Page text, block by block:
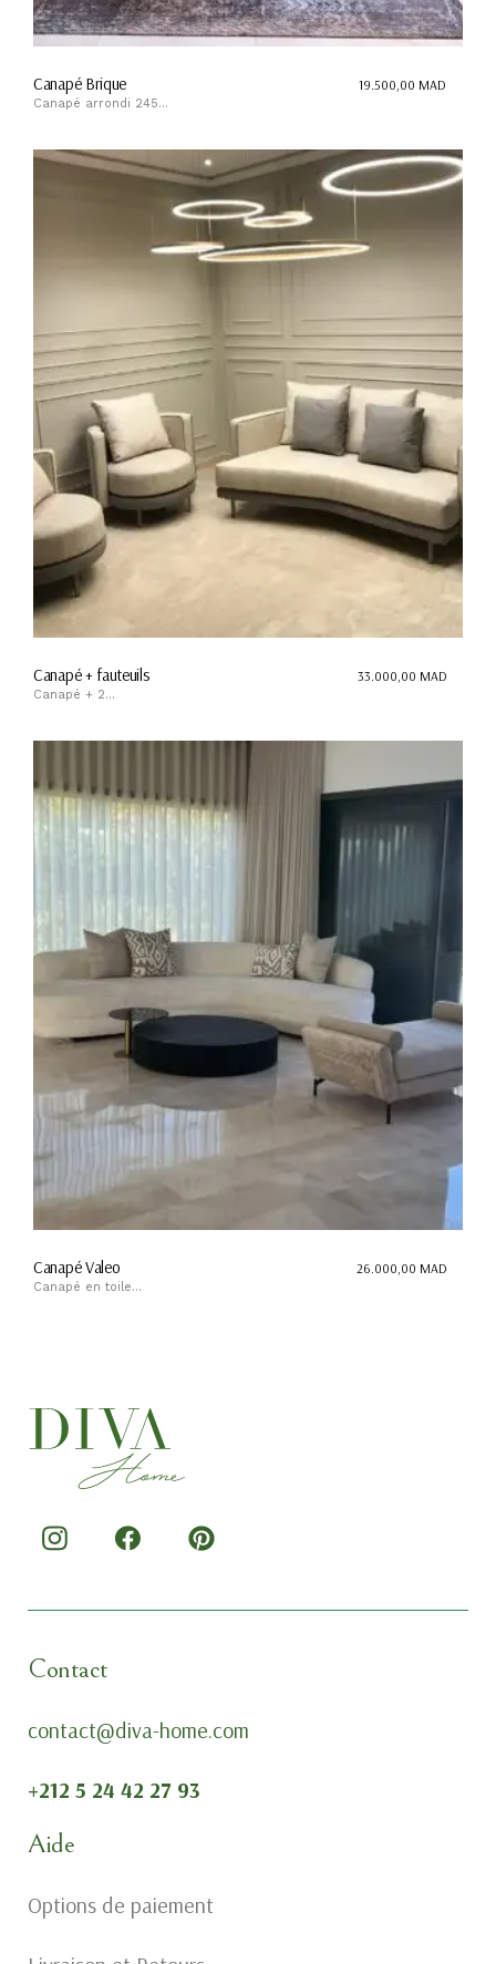
Canapé Brique
Canapé arrondi 245...
19.500,00 MAD
Canapé + fauteuils
Canapé + 2...
33.000,00 MAD
Canapé Valeo
Canapé en toile...
26.000,00 MAD
Contact
contact@diva-home.com
+212 5 24 42 27 93
Aide
Options de paiement